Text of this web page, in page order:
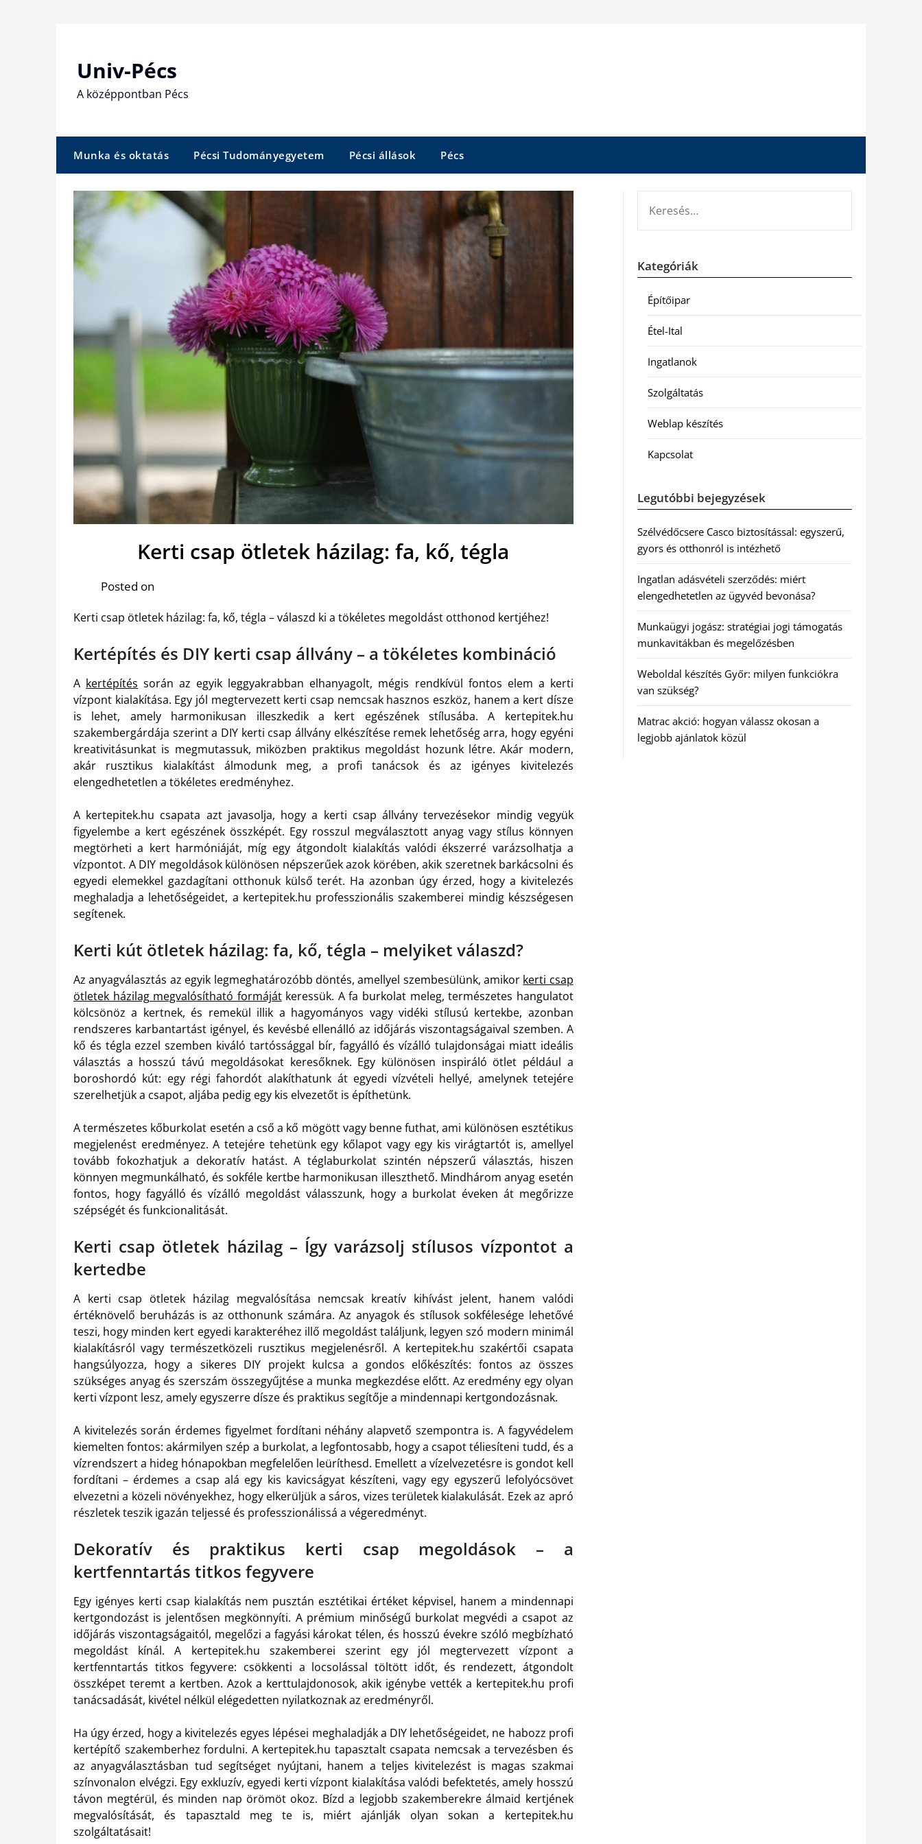
Univ-Pécs
A középpontban Pécs
Munka és oktatás Pécsi Tudományegyetem Pécsi állások Pécs
Kerti csap ötletek házilag: fa, kő, tégla
Posted on
Kerti csap ötletek házilag: fa, kő, tégla – válaszd ki a tökéletes megoldást otthonod kertjéhez!
Kertépítés és DIY kerti csap állvány – a tökéletes kombináció
A kertépítés során az egyik leggyakrabban elhanyagolt, mégis rendkívül fontos elem a kerti
vízpont kialakítása. Egy jól megtervezett kerti csap nemcsak hasznos eszköz, hanem a kert dísze
is lehet, amely harmonikusan illeszkedik a kert egészének stílusába. A kertepitek.hu
szakembergárdája szerint a DIY kerti csap állvány elkészítése remek lehetőség arra, hogy egyéni
kreativitásunkat is megmutassuk, miközben praktikus megoldást hozunk létre. Akár modern,
akár rusztikus kialakítást álmodunk meg, a profi tanácsok és az igényes kivitelezés
elengedhetetlen a tökéletes eredményhez.
A kertepitek.hu csapata azt javasolja, hogy a kerti csap állvány tervezésekor mindig vegyük
figyelembe a kert egészének összképét. Egy rosszul megválasztott anyag vagy stílus könnyen
megtörheti a kert harmóniáját, míg egy átgondolt kialakítás valódi ékszerré varázsolhatja a
vízpontot. A DIY megoldások különösen népszerűek azok körében, akik szeretnek barkácsolni és
egyedi elemekkel gazdagítani otthonuk külső terét. Ha azonban úgy érzed, hogy a kivitelezés
meghaladja a lehetőségeidet, a kertepitek.hu professzionális szakemberei mindig készségesen
segítenek.
Kerti kút ötletek házilag: fa, kő, tégla – melyiket válaszd?
Az anyagválasztás az egyik legmeghatározóbb döntés, amellyel szembesülünk, amikor kerti csap
ötletek házilag megvalósítható formájátkeressük. A fa burkolat meleg, természetes hangulatot
kölcsönöz a kertnek, és remekül illik a hagyományos vagy vidéki stílusú kertekbe, azonban
rendszeres karbantartást igényel, és kevésbé ellenálló az időjárás viszontagságaival szemben. A
kő és tégla ezzel szemben kiváló tartóssággal bír, fagyálló és vízálló tulajdonságai miatt ideális
választás a hosszú távú megoldásokat keresőknek. Egy különösen inspiráló ötlet például a
boroshordó kút: egy régi fahordót alakíthatunk át egyedi vízvételi hellyé, amelynek tetejére
szerelhetjük a csapot, aljába pedig egy kis elvezetőt is építhetünk.
A természetes kőburkolat esetén a cső a kő mögött vagy benne futhat, ami különösen esztétikus
megjelenést eredményez. A tetejére tehetünk egy kőlapot vagy egy kis virágtartót is, amellyel
tovább fokozhatjuk a dekoratív hatást. A téglaburkolat szintén népszerű választás, hiszen
könnyen megmunkálható, és sokféle kertbe harmonikusan illeszthető. Mindhárom anyag esetén
fontos, hogy fagyálló és vízálló megoldást válasszunk, hogy a burkolat éveken át megőrizze
szépségét és funkcionalitását.
Kerti csap ötletek házilag – Így varázsolj stílusos vízpontot a
kertedbe
A kerti csap ötletek házilag megvalósítása nemcsak kreatív kihívást jelent, hanem valódi
értéknövelő beruházás is az otthonunk számára. Az anyagok és stílusok sokfélesége lehetővé
teszi, hogy minden kert egyedi karakteréhez illő megoldást találjunk, legyen szó modern minimál
kialakításról vagy természetközeli rusztikus megjelenésről. A kertepitek.hu szakértői csapata
hangsúlyozza, hogy a sikeres DIY projekt kulcsa a gondos előkészítés: fontos az összes
szükséges anyag és szerszám összegyűjtése a munka megkezdése előtt. Az eredmény egy olyan
kerti vízpont lesz, amely egyszerre dísze és praktikus segítője a mindennapi kertgondozásnak.
A kivitelezés során érdemes figyelmet fordítani néhány alapvető szempontra is. A fagyvédelem
kiemelten fontos: akármilyen szép a burkolat, a legfontosabb, hogy a csapot téliesíteni tudd, és a
vízrendszert a hideg hónapokban megfelelően leüríthesd. Emellett a vízelvezetésre is gondot kell
fordítani – érdemes a csap alá egy kis kavicságyat készíteni, vagy egy egyszerű lefolyócsövet
elvezetni a közeli növényekhez, hogy elkerüljük a sáros, vizes területek kialakulását. Ezek az apró
részletek teszik igazán teljessé és professzionálissá a végeredményt.
Dekoratív és praktikus kerti csap megoldások – a
kertfenntartás titkos fegyvere
Egy igényes kerti csap kialakítás nem pusztán esztétikai értéket képvisel, hanem a mindennapi
kertgondozást is jelentősen megkönnyíti. A prémium minőségű burkolat megvédi a csapot az
időjárás viszontagságaitól, megelőzi a fagyási károkat télen, és hosszú évekre szóló megbízható
megoldást kínál. A kertepitek.hu szakemberei szerint egy jól megtervezett vízpont a
kertfenntartás titkos fegyvere: csökkenti a locsolással töltött időt, és rendezett, átgondolt
összképet teremt a kertben. Azok a kerttulajdonosok, akik igénybe vették a kertepitek.hu profi
tanácsadását, kivétel nélkül elégedetten nyilatkoznak az eredményről.
Ha úgy érzed, hogy a kivitelezés egyes lépései meghaladják a DIY lehetőségeidet, ne habozz profi
kertépítő szakemberhez fordulni. A kertepitek.hu tapasztalt csapata nemcsak a tervezésben és
az anyagválasztásban tud segítséget nyújtani, hanem a teljes kivitelezést is magas szakmai
színvonalon elvégzi. Egy exkluzív, egyedi kerti vízpont kialakítása valódi befektetés, amely hosszú
távon megtérül, és minden nap örömöt okoz. Bízd a legjobb szakemberekre álmaid kertjének
megvalósítását, és tapasztald meg te is, miért ajánlják olyan sokan a kertepitek.hu
szolgáltatásait!
Kategóriák
Építőipar
Étel-Ital
Ingatlanok
Szolgáltatás
Weblap készítés
Kapcsolat
Legutóbbi bejegyzések
Szélvédőcsere Casco biztosítással: egyszerű,
gyors és otthonról is intézhető
Ingatlan adásvételi szerződés: miért
elengedhetetlen az ügyvéd bevonása?
Munkaügyi jogász: stratégiai jogi támogatás
munkavitákban és megelőzésben
Weboldal készítés Győr: milyen funkciókra
van szükség?
Matrac akció: hogyan válassz okosan a
legjobb ajánlatok közül